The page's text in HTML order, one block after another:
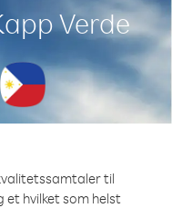
Verde
til
et hvilket som helst